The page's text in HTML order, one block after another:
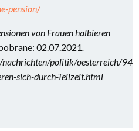
pension/
von Frauen halbieren
02.07.2021
nachrichten/politik/oesterreich/
sich-durch-Teilzeit.html